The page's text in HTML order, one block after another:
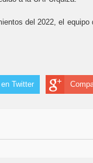
del 2022, el equipo
Twitter